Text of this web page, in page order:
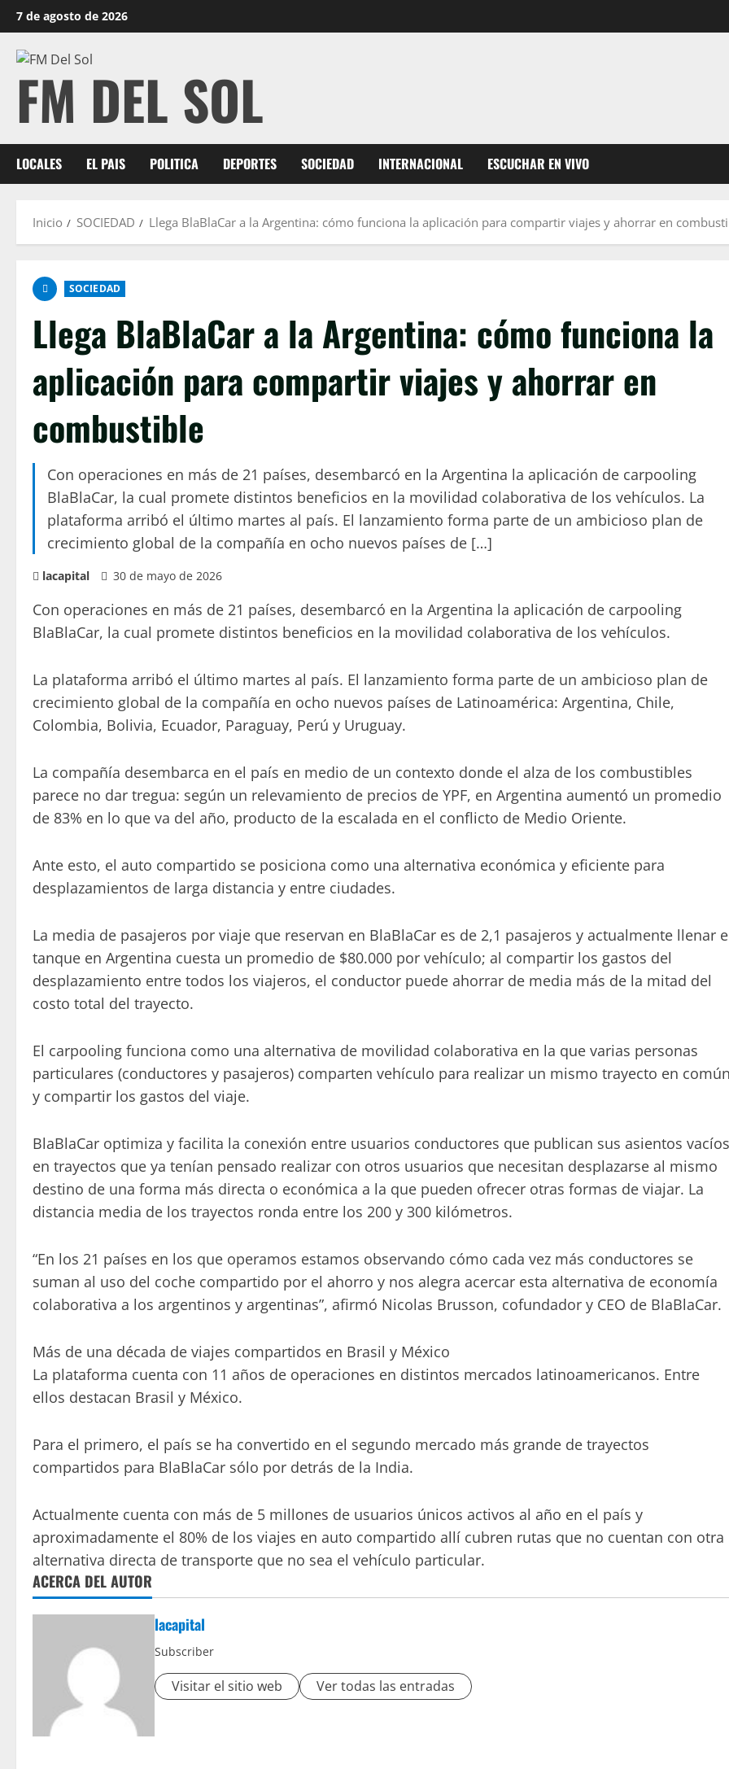
7 de agosto de 2026
FM DEL SOL
LOCALES EL PAIS POLITICA DEPORTES SOCIEDAD INTERNACIONAL ESCUCHAR EN VIVO
Inicio SOCIEDAD Llega BlaBlaCar a la Argentina: cómo funciona la aplicación para compartir viajes y ahorrar en
SOCIEDAD
Llega BlaBlaCar a la Argentina: cómo funciona la
aplicación para compartir viajes y ahorrar en
combustible
Con operaciones en más de 21 países, desembarcó en la Argentina la aplicación de carpooling
BlaBlaCar, la cual promete distintos beneficios en la movilidad colaborativa de los vehículos. La
plataforma arribó el último martes al país. El lanzamiento forma parte de un ambicioso plan de
crecimiento global de la compañía en ocho nuevos países de […]
lacapital 30 de mayo de 2026
Con operaciones en más de 21 países, desembarcó en la Argentina la aplicación de carpooling
BlaBlaCar, la cual promete distintos beneficios en la movilidad colaborativa de los vehículos.
La plataforma arribó el último martes al país. El lanzamiento forma parte de un ambicioso plan de
crecimiento global de la compañía en ocho nuevos países de Latinoamérica: Argentina, Chile,
Colombia, Bolivia, Ecuador, Paraguay, Perú y Uruguay.
La compañía desembarca en el país en medio de un contexto donde el alza de los combustibles
parece no dar tregua: según un relevamiento de precios de YPF, en Argentina aumentó un promedio
de 83% en lo que va del año, producto de la escalada en el conflicto de Medio Oriente.
Ante esto, el auto compartido se posiciona como una alternativa económica y eficiente para
desplazamientos de larga distancia y entre ciudades.
La media de pasajeros por viaje que reservan en BlaBlaCar es de 2,1 pasajeros y actualmente llenar
tanque en Argentina cuesta un promedio de $80.000 por vehículo; al compartir los gastos del
desplazamiento entre todos los viajeros, el conductor puede ahorrar de media más de la mitad del
costo total del trayecto.
El carpooling funciona como una alternativa de movilidad colaborativa en la que varias personas
particulares (conductores y pasajeros) comparten vehículo para realizar un mismo trayecto en
y compartir los gastos del viaje.
BlaBlaCar optimiza y facilita la conexión entre usuarios conductores que publican sus asientos vacíos
en trayectos que ya tenían pensado realizar con otros usuarios que necesitan desplazarse al mismo
destino de una forma más directa o económica a la que pueden ofrecer otras formas de viajar. La
distancia media de los trayectos ronda entre los 200 y 300 kilómetros.
“En los 21 países en los que operamos estamos observando cómo cada vez más conductores se
suman al uso del coche compartido por el ahorro y nos alegra acercar esta alternativa de economía
colaborativa a los argentinos y argentinas”, afirmó Nicolas Brusson, cofundador y CEO de BlaBlaCar.
Más de una década de viajes compartidos en Brasil y México
La plataforma cuenta con 11 años de operaciones en distintos mercados latinoamericanos. Entre
ellos destacan Brasil y México.
Para el primero, el país se ha convertido en el segundo mercado más grande de trayectos
compartidos para BlaBlaCar sólo por detrás de la India.
Actualmente cuenta con más de 5 millones de usuarios únicos activos al año en el país y
aproximadamente el 80% de los viajes en auto compartido allí cubren rutas que no cuentan con otra
alternativa directa de transporte que no sea el vehículo particular.
ACERCA DEL AUTOR
lacapital
Subscriber
Visitar el sitio web Ver todas las entradas